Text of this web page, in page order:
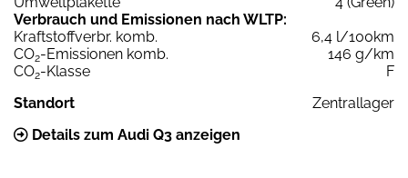
Verbrauch und Emissionen nach WLTP:
Kraftstoffverbr. komb.
6,4 l/100km
CO2-Emissionen komb.
146 g/km
CO2-Klasse
F
Standort
Zentrallager
Details zum Audi Q3 anzeigen